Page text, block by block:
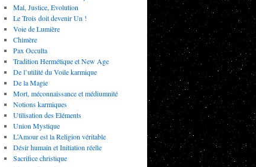
Mal, Justice, Evolution
Le Trois doit devenir Un !
Voie de Lumière
Chimère
Pax Occulta
Tradition Hermétique et New Age
De l’utilité du Voile karmique
De la Magie
Mort, méconnaissance et médiumnité
Notions karmiques
Utilisation des Eléments
Union Mystique
L’Amour est la Religion véritable
Désir humain et Initiation réelle
Sacrifice christique